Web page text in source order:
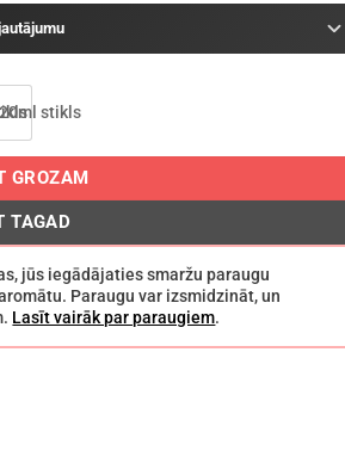
GROZAM
TAGAD
jūs iegādājaties smaržu paraugu
Paraugu var izsmidzināt, un
Lasīt vairāk par paraugiem.